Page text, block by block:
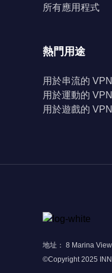
所有應用程式
熱門用途
用於串流的 VPN
用於運動的 VPN
用於遊戲的 VPN
地址： 8 Marina
©Copyright 2025